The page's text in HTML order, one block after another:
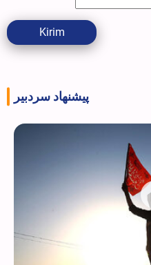
Kirim
پیشنهاد سردبیر